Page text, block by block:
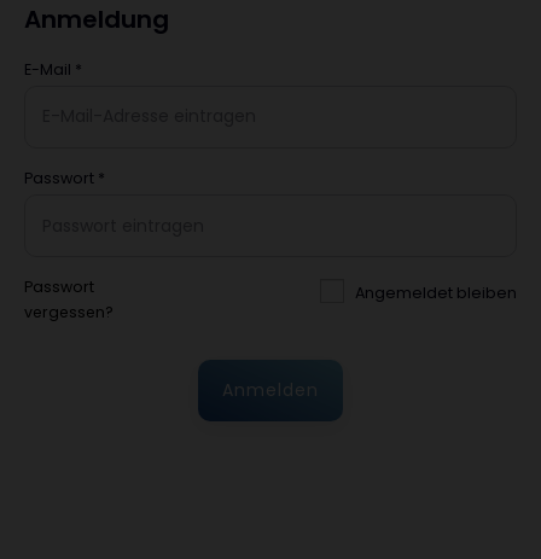
Anmeldung
E-Mail *
Passwort *
Passwort
vergessen?
Angemeldet bleiben
Anmelden